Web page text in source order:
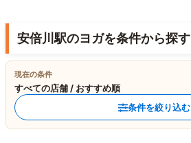
安倍川駅のヨガを条件から探す
現在の条件
すべての店舗 / おすすめ順
条件を絞り込む